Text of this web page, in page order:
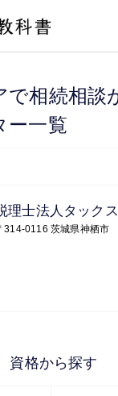
で相続相談
ー一覧
理士法人タック
314-0116 茨城県神栖市
資格から探す